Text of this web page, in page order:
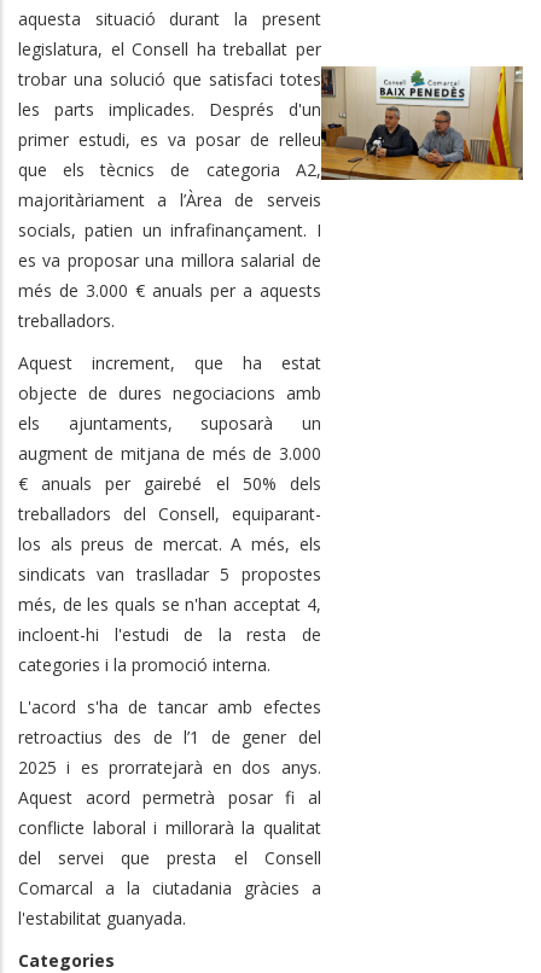
aquesta situació durant la present
legislatura, el Consell ha treballat per
trobar una solució que satisfaci totes
les parts implicades. Després d'un
primer estudi, es va posar de relleu
que els tècnics de categoria A2,
majoritàriament a l’Àrea de serveis
socials, patien un infrafinançament. I
es va proposar una millora salarial de
més de 3.000 € anuals per a aquests
treballadors.
Aquest increment, que ha estat
objecte de dures negociacions amb
els ajuntaments, suposarà un
augment de mitjana de més de 3.000
€ anuals per gairebé el 50% dels
treballadors del Consell, equiparant-
los als preus de mercat. A més, els
sindicats van traslladar 5 propostes
més, de les quals se n'han acceptat 4,
incloent-hi l'estudi de la resta de
categories i la promoció interna.
L'acord s'ha de tancar amb efectes
retroactius des de l’1 de gener del
2025 i es prorratejarà en dos anys.
Aquest acord permetrà posar fi al
conflicte laboral i millorarà la qualitat
del servei que presta el Consell
Comarcal a la ciutadania gràcies a
l'estabilitat guanyada.
Categories